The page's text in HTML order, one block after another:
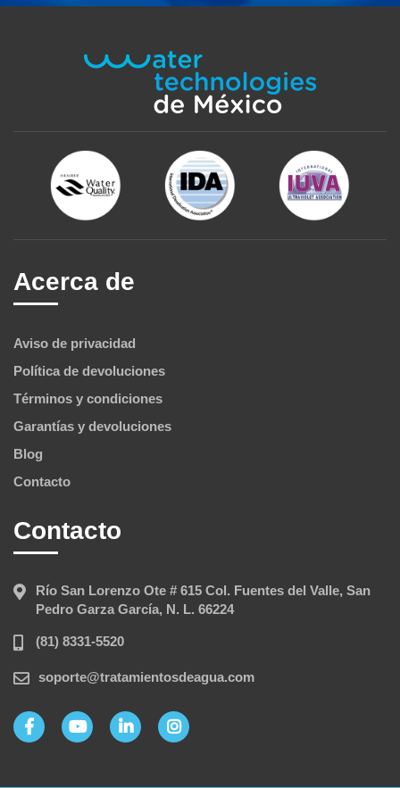
Acerca de
Aviso de privacidad
Política de devoluciones
Términos y condiciones
Garantías y devoluciones
Blog
Contacto
Contacto
Río San Lorenzo Ote # 615 Col. Fuentes del Valle, San
Pedro Garza García, N. L. 66224
(81) 8331-5520
soporte@tratamientosdeagua.com